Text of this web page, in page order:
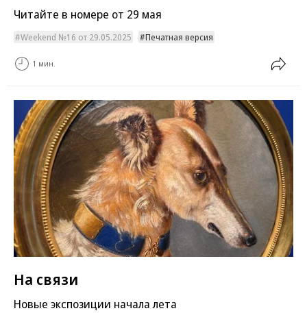
Читайте в номере от 29 мая
Weekend №16 от 29.05.2025 Печатная версия
1 мин.
На связи
Новые экспозиции начала лета